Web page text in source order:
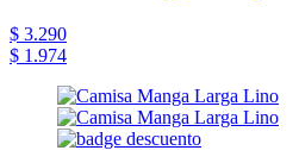
$ 3.290
$ 1.974